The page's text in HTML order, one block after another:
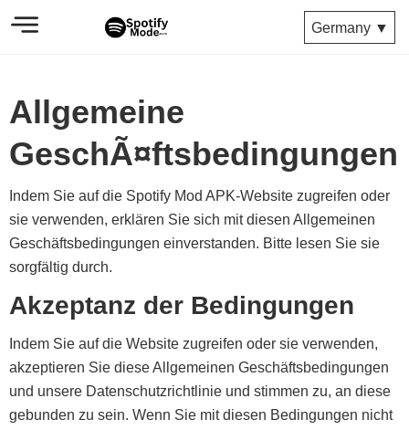
Germany ▼
Allgemeine
GeschÃ¤ftsbedingungen
Indem Sie auf die Spotify Mod APK-Website zugreifen oder
sie verwenden, erklären Sie sich mit diesen Allgemeinen
Geschäftsbedingungen einverstanden. Bitte lesen Sie sie
sorgfältig durch.
Akzeptanz der Bedingungen
Indem Sie auf die Website zugreifen oder sie verwenden,
akzeptieren Sie diese Allgemeinen Geschäftsbedingungen
und unsere Datenschutzrichtlinie und stimmen zu, an diese
gebunden zu sein. Wenn Sie mit diesen Bedingungen nicht